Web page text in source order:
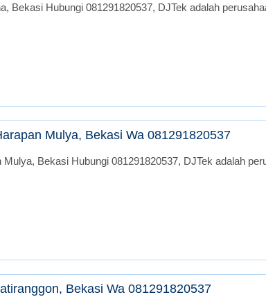
Bekasi Hubungi 081291820537, DJTek adalah
Mulya, Bekasi Wa 081291820537
Bekasi Hubungi 081291820537, DJTek adalah
Bekasi Wa 081291820537